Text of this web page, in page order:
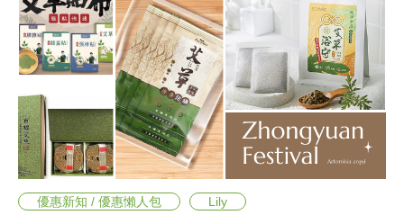
網
美
打
卡
景
點
生
活
清
潔
收
優惠新知 / 優惠懶人包 Lily